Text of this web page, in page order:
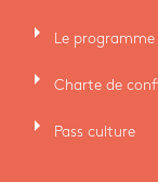
arrow_right Le
arrow_right Charte de
arrow_right Pass culture